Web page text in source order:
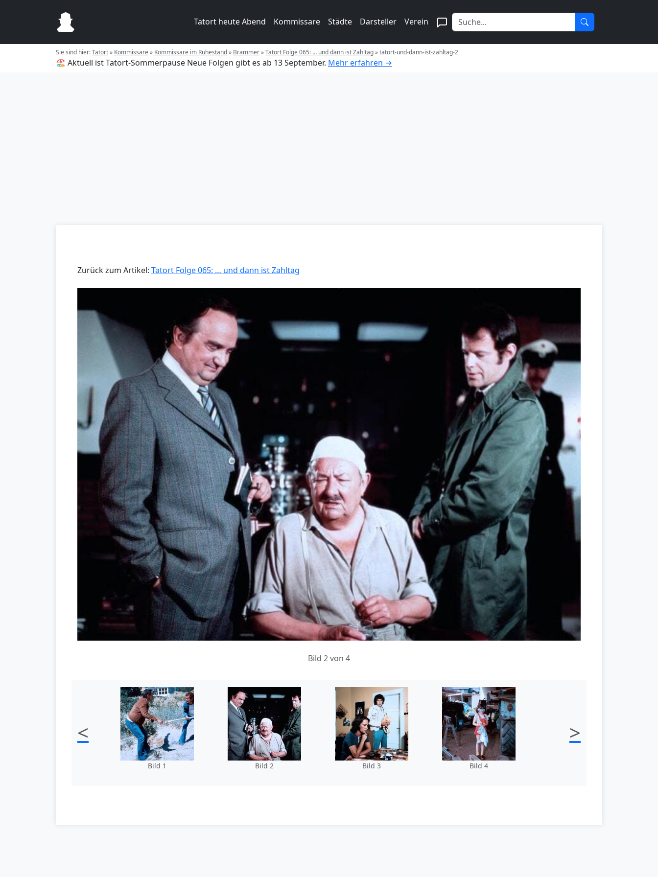
Tatort heute Abend Kommissare Städte Darsteller Verein
Sie sind hier:Tatort» Kommissare» Kommissare im Ruhestand» Brammer»Tatort Folge 065: … und dann ist Zahltag»tatort-und-dann-ist-zahltag-2
🏖️ Aktuell ist Tatort-Sommerpause Neue Folgen gibt es ab 13 September. Mehr erfahren →
Zurück zum Artikel: Tatort Folge 065: … und dann ist Zahltag
Bild 2 von 4
<
Bild 1 Bild 2 Bild 3 Bild 4
>